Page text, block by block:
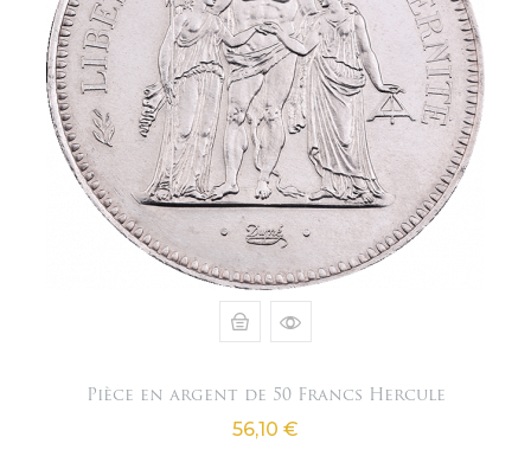
Pièce en argent de 50 Francs Hercule
Prix
56,10 €